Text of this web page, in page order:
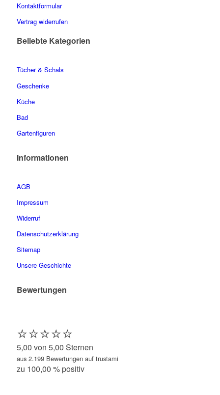
Kontaktformular
Vertrag widerrufen
Beliebte Kategorien
Tücher & Schals
Geschenke
Küche
Bad
Gartenfiguren
Informationen
AGB
Impressum
Widerruf
Datenschutzerklärung
Sitemap
Unsere Geschichte
Bewertungen
⭐️⭐️⭐️⭐️⭐️
5,00 von 5,00 Sternen
aus 2.199 Bewertungen auf trustami
zu 100,00 % positiv